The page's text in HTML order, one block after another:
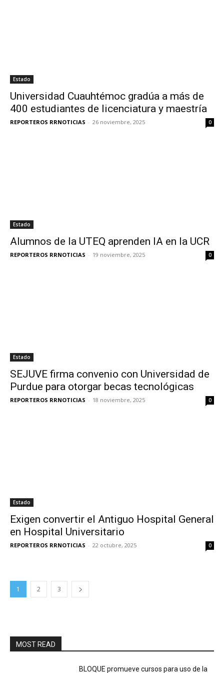
Estado
Universidad Cuauhtémoc gradúa a más de
400 estudiantes de licenciatura y maestría
REPORTEROS RRNOTICIAS - 26 noviembre, 2025 0
Estado
Alumnos de la UTEQ aprenden IA en la UCR
REPORTEROS RRNOTICIAS - 19 noviembre, 2025 0
Estado
SEJUVE firma convenio con Universidad de
Purdue para otorgar becas tecnológicas
REPORTEROS RRNOTICIAS - 18 noviembre, 2025 0
Estado
Exigen convertir el Antiguo Hospital General
en Hospital Universitario
REPORTEROS RRNOTICIAS - 22 octubre, 2025 0
1 2 3
MOST READ
BLOQUE promueve cursos para uso de la